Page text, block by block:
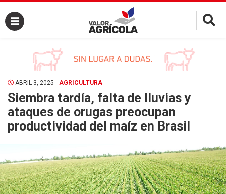
×
ABRIL 3, 2025 AGRICULTURA
Siembra tardía, falta de lluvias y
ataques de orugas preocupan
productividad del maíz en Brasil